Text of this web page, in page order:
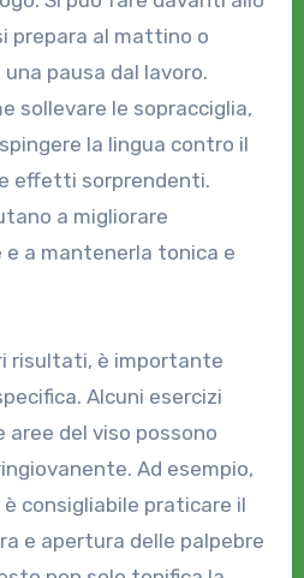
prepara al mattino o
pausa dal lavoro.
sollevare le sopracciglia,
la lingua contro il
effetti sorprendenti.
a migliorare
e a mantenerla tonica e
risultati, è importante
Alcuni esercizi
del viso possono
Ad esempio,
consigliabile praticare il
e apertura delle palpebre